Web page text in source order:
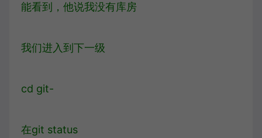
能看到，他说我没有库房
我们进入到下一级
cd git-
在git status